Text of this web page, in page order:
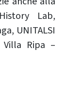
Lab,
UNITALSI
Ripa –